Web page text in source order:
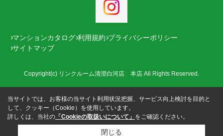
マンションカタログ 利用規約 プライバシーポリシー
サイトマップ
Copyright(c) リンクルーム清澄白河店 本店 All Rights Reserved.
当サイトでは、お客様の当サイト利用状況把握、サービス向上検討を目的と
して、クッキー（Cookie）を使用しています。
詳しくは、当社の 「Cookieの取扱いについて」 をご確認ください。
閉じる